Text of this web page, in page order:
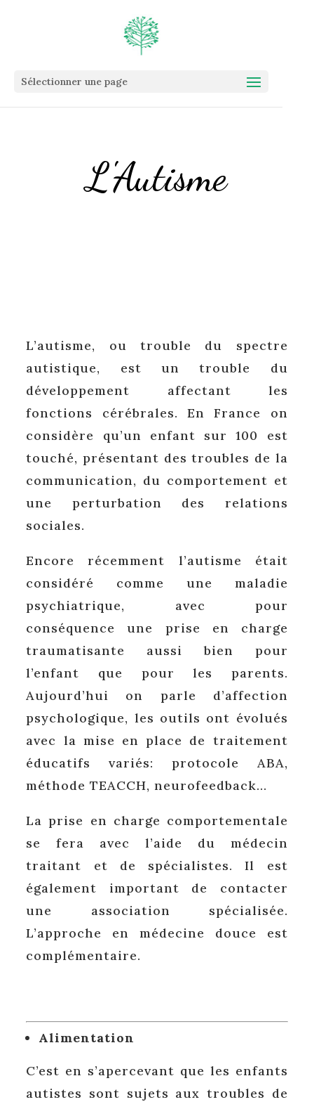
Sélectionner une page
L'Autisme
L’autisme, ou trouble du spectre
autistique, est un trouble du
développement affectant les
fonctions cérébrales. En France on
considère qu’un enfant sur 100 est
touché, présentant des troubles de la
communication, du comportement et
une perturbation des relations
sociales.
Encore récemment l’autisme était
considéré comme une maladie
psychiatrique, avec pour
conséquence une prise en charge
traumatisante aussi bien pour
l’enfant que pour les parents.
Aujourd’hui on parle d’affection
psychologique, les outils ont évolués
avec la mise en place de traitement
éducatifs variés: protocole ABA,
méthode TEACCH, neurofeedback…
La prise en charge comportementale
se fera avec l’aide du médecin
traitant et de spécialistes. Il est
également important de contacter
une association spécialisée.
L’approche en médecine douce est
complémentaire.
Alimentation
C’est en s’apercevant que les enfants
autistes sont sujets aux troubles de